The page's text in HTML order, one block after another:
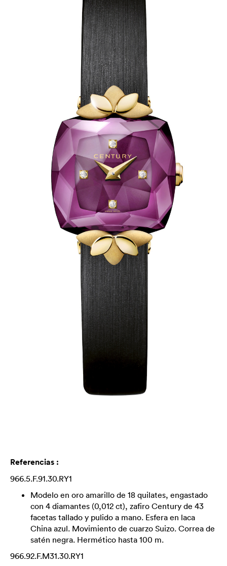
Referencias :
966.5.F.91.30.RY1
Modelo en oro amarillo de 18 quilates, engastado
con 4 diamantes (0,012 ct), zafiro Century de 43
facetas tallado y pulido a mano. Esfera en laca
China azul. Movimiento de cuarzo Suizo. Correa de
satén negra. Hermético hasta 100 m.
966.92.F.M31.30.RY1